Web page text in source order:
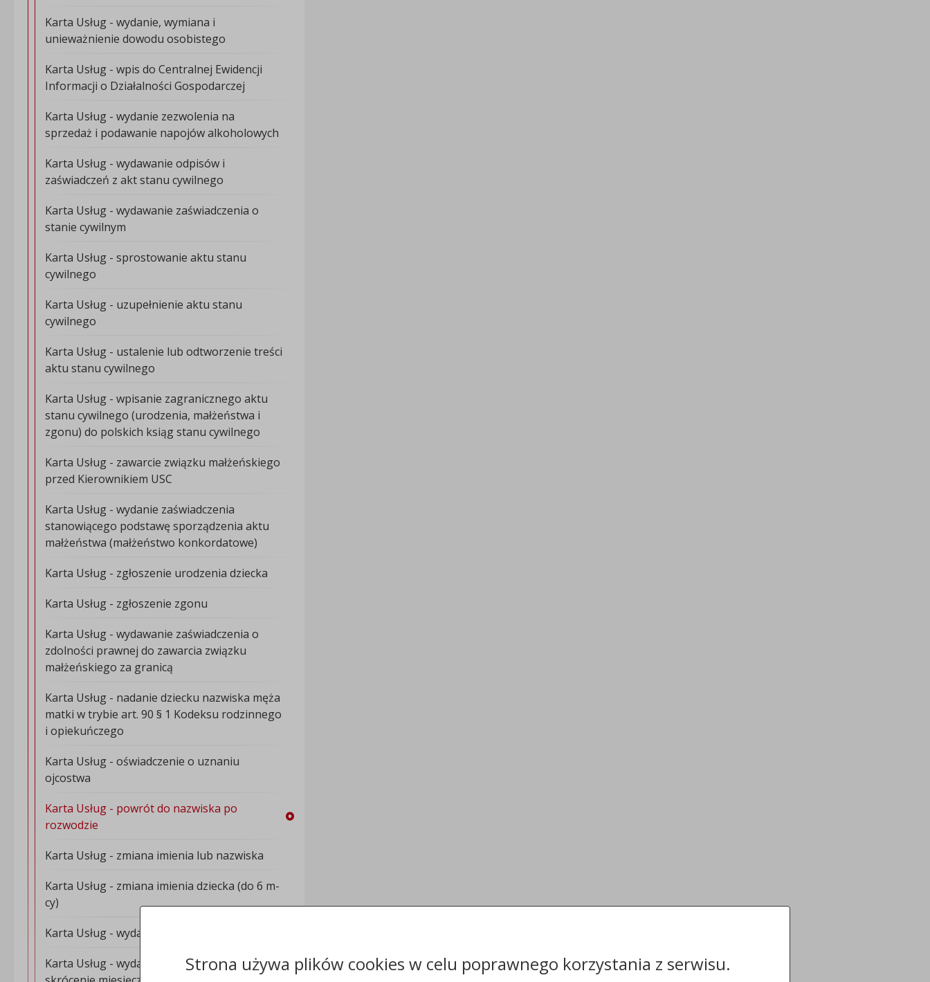
Karta Usług - wydanie, wymiana i
unieważnienie dowodu osobistego
Karta Usług - wpis do Centralnej Ewidencji
Informacji o Działalności Gospodarczej
Karta Usług - wydanie zezwolenia na
sprzedaż i podawanie napojów alkoholowych
Karta Usług - wydawanie odpisów i
zaświadczeń z akt stanu cywilnego
Karta Usług - wydawanie zaświadczenia o
stanie cywilnym
Karta Usług - sprostowanie aktu stanu
cywilnego
Karta Usług - uzupełnienie aktu stanu
cywilnego
Karta Usług - ustalenie lub odtworzenie treści
aktu stanu cywilnego
Karta Usług - wpisanie zagranicznego aktu
stanu cywilnego (urodzenia, małżeństwa i
zgonu) do polskich ksiąg stanu cywilnego
Karta Usług - zawarcie związku małżeńskiego
przed Kierownikiem USC
Karta Usług - wydanie zaświadczenia
stanowiącego podstawę sporządzenia aktu
małżeństwa (małżeństwo konkordatowe)
Karta Usług - zgłoszenie urodzenia dziecka
Karta Usług - zgłoszenie zgonu
Karta Usług - wydawanie zaświadczenia o
zdolności prawnej do zawarcia związku
małżeńskiego za granicą
Karta Usług - nadanie dziecku nazwiska męża
matki w trybie art. 90 § 1 Kodeksu rodzinnego
i opiekuńczego
Karta Usług - oświadczenie o uznaniu
ojcostwa
Karta Usług - powrót do nazwiska po
rozwodzie
Karta Usług - zmiana imienia lub nazwiska
Karta Usług - zmiana imienia dziecka (do 6 m-
cy)
Karta Usług - wydawanie karty dużej rodziny
Karta Usług - wydanie zezwolenia naStrona używa plików cookies w celu poprawnego korzystania z serwisu.